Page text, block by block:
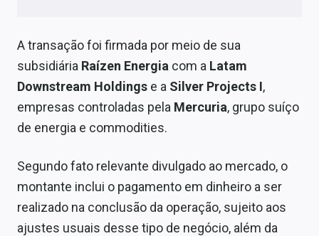
Conteúdo de Marca
Sobre
Expediente
Contato
A transação foi firmada por meio de sua
subsidiária Raízen Energia com a Latam
Downstream Holdings e a Silver Projects I,
empresas controladas pela Mercuria, grupo suíço
de energia e commodities.
Segundo fato relevante divulgado ao mercado, o
montante inclui o pagamento em dinheiro a ser
realizado na conclusão da operação, sujeito aos
ajustes usuais desse tipo de negócio, além da